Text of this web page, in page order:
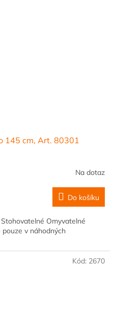
145 cm, Art. 80301
Na dotaz
Do košíku
Omyvatelné
v náhodných
Kód: 2670